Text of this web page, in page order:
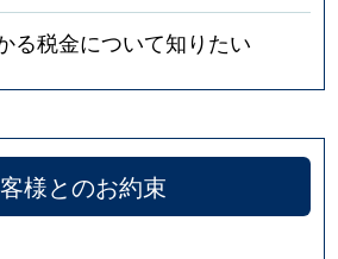
る税金について知りたい
様とのお約束